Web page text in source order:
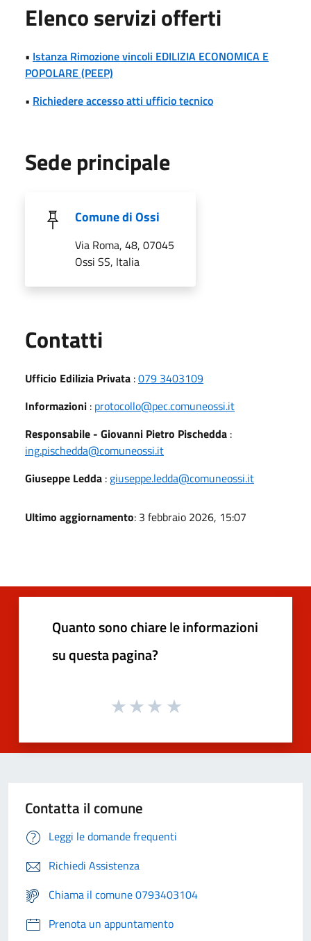
Elenco servizi offerti
• Istanza Rimozione vincoli EDILIZIA ECONOMICA E
POPOLARE (PEEP)
• Richiedere accesso atti ufficio tecnico
Sede principale
Comune di Ossi
Via Roma, 48, 07045
Ossi SS, Italia
Contatti
Ufficio Edilizia Privata :079 3403109
Informazioni : protocollo@pec.comuneossi.it
Responsabile - Giovanni Pietro Pischedda :
ing.pischedda@comuneossi.it
Giuseppe Ledda : giuseppe.ledda@comuneossi.it
Ultimo aggiornamento: 3 febbraio 2026, 15:07
Quanto sono chiare le informazioni
su questa pagina?
Contatta il comune
Leggi le domande frequenti
Richiedi Assistenza
Chiama il comune 0793403104
Prenota un appuntamento